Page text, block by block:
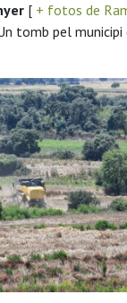
[ + fotos de
tomb pel municipi